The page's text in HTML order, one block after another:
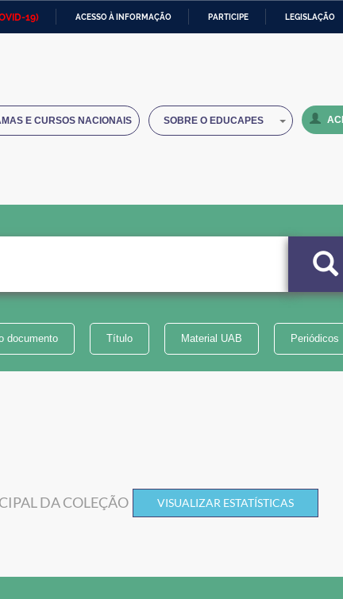
19) ACESSO À INFORMAÇÃO PARTICIPE LEGISLAÇÃO
Ministério das Relações
Ministério da Economia
E CURSOS NACIONAIS SOBRE O EDUCAPES
documento Título Material UAB Periódicos
DA COLEÇÃO VISUALIZAR ESTATÍSTICAS